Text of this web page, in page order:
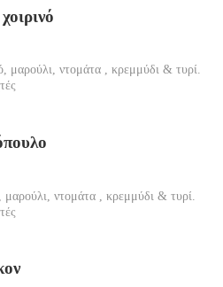
μαρούλι, ντομάτα , κρεμμύδι & τυρί.
ντομάτα , κρεμμύδι & τυρί.